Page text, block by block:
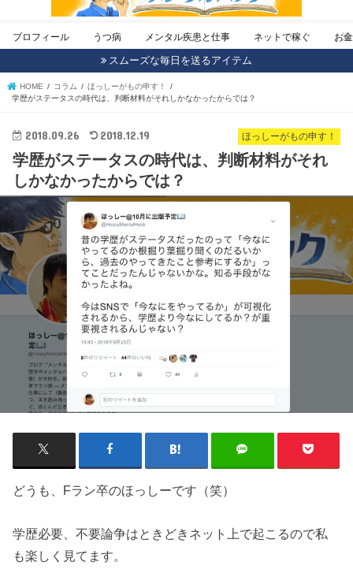
プロフィール うつ病 メンタル疾患と仕事 ネットで稼ぐ お
スムーズな毎日を送るアイテム
HOME コラム
ほっしーがもの申す！
学歴がステータスの時代は、判断材料がそれしかなかったからでは？
ほっしーがもの申す！
2018.09.26 2018.12.19
学歴がステータスの時代は、判断材料がそれ
しかなかったからでは？
どうも、Fラン卒のほっしーです（笑）
学歴必要、不要論争はときどきネット上で起こるので私
も楽しく見てます。